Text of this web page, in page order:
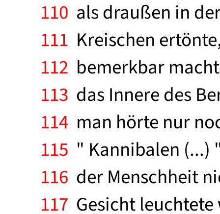
110 als draußen in
111 Kreischen
112 bemerkbar
113 das Innere des
114 man hörte nur
115 " Kannibalen (...)
116 der Menschheit
117 Gesicht